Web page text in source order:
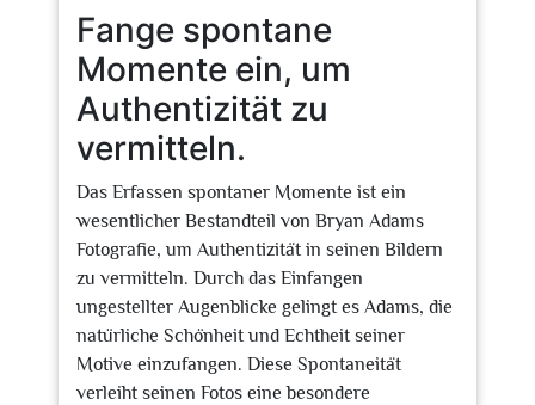
Fange spontane
Momente ein, um
Authentizität zu
vermitteln.
Das Erfassen spontaner Momente ist ein
wesentlicher Bestandteil von Bryan Adams
Fotografie, um Authentizität in seinen Bildern
zu vermitteln. Durch das Einfangen
ungestellter Augenblicke gelingt es Adams, die
natürliche Schönheit und Echtheit seiner
Motive einzufangen. Diese Spontaneität
verleiht seinen Fotos eine besondere